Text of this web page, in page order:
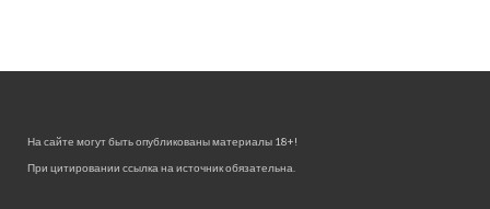
На сайте могут быть опубликованы материалы 18+!
При цитировании ссылка на источник обязательна.